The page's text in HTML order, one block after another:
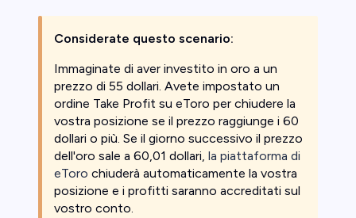
Considerate questo scenario:
Immaginate di aver investito in oro a un
prezzo di 55 dollari. Avete impostato un
ordine Take Profit su eToro per chiudere la
vostra posizione se il prezzo raggiunge i 60
dollari o più. Se il giorno successivo il prezzo
dell'oro sale a 60,01 dollari, la piattaforma di
eToro chiuderà automaticamente la vostra
posizione e i profitti saranno accreditati sul
vostro conto.